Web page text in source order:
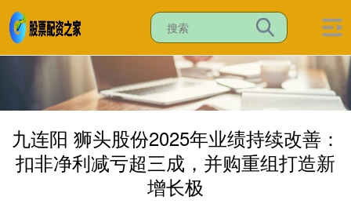
九连阳 狮头股份2025年业绩持续改善：
扣非净利减亏超三成，并购重组打造新
增长极